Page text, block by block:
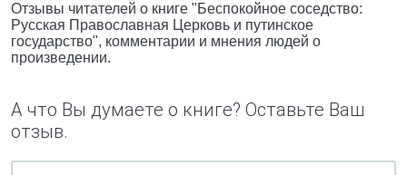
Отзывы читателей о книге "Беспокойное соседство:
Русская Православная Церковь и путинское
государство", комментарии и мнения людей о
произведении.
А что Вы думаете о книге? Оставьте Ваш
отзыв.